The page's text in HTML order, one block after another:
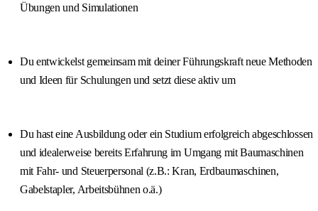
Übungen und Simulationen
Du entwickelst gemeinsam mit deiner Führungskraft neue Methoden
und Ideen für Schulungen und setzt diese aktiv um
Du hast eine Ausbildung oder ein Studium erfolgreich abgeschlossen
und idealerweise bereits Erfahrung im Umgang mit Baumaschinen
mit Fahr- und Steuerpersonal (z.B.: Kran, Erdbaumaschinen,
Gabelstapler, Arbeitsbühnen o.ä.)